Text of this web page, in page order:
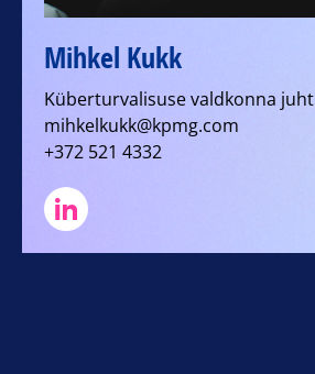
Mihkel Kukk
Küberturvalisuse valdkonna juht
mihkelkukk@kpmg.com
+372 521 4332